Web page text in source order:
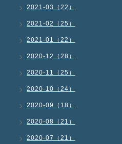
2021-03（22）
2021-02（25）
2021-01（22）
2020-12（28）
2020-11（25）
2020-10（24）
2020-09（18）
2020-08（21）
2020-07（21）